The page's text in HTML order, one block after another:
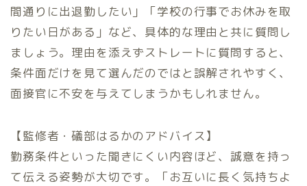
間通りに出退勤したい」「学校の行事でお休みを取
りたい日がある」など、具体的な理由と共に質問し
ましょう。理由を添えずストレートに質問すると、
条件面だけを見て選んだのではと誤解されやすく、
面接官に不安を与えてしまうかもしれません。
【監修者・礒部はるかのアドバイス】
勤務条件といった聞きにくい内容ほど、誠意を持っ
て伝える姿勢が大切です。「お互いに長く気持ちよ